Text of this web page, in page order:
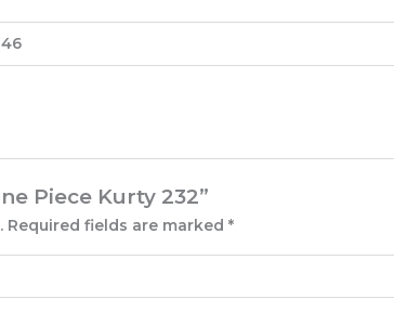
Piece Kurty 232”
Required fields are marked*